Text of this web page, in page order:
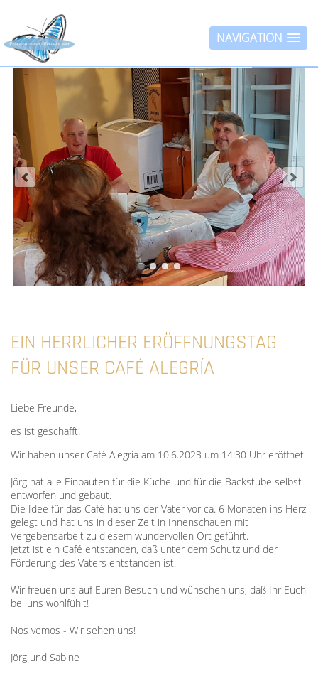
NAVIGATION
EIN HERRLICHER ERÖFFNUNGSTAG
FÜR UNSER CAFÉ ALEGRÍA
Liebe Freunde,
es ist geschafft!
Wir haben unser Café Alegria am 10.6.2023 um 14:30 Uhr eröffnet.
Jörg hat alle Einbauten für die Küche und für die Backstube selbst
entworfen und gebaut.
Die Idee für das Café hat uns der Vater vor ca. 6 Monaten ins Herz
gelegt und hat uns in dieser Zeit in Innenschauen mit
Vergebensarbeit zu diesem wundervollen Ort geführt.
Jetzt ist ein Café entstanden, daß unter dem Schutz und der
Förderung des Vaters entstanden ist.
Wir freuen uns auf Euren Besuch und wünschen uns, daß Ihr Euch
bei uns wohlfühlt!
Nos vemos - Wir sehen uns!
Jörg und Sabine